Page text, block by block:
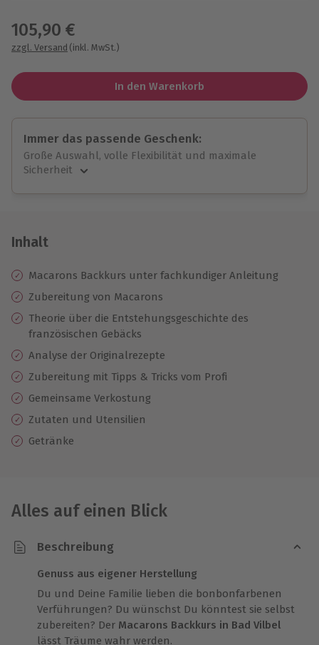
105,90 €
zzgl. Versand (inkl. MwSt.)
In den Warenkorb
Immer das passende Geschenk:
Große Auswahl, volle Flexibilität und maximale
Sicherheit
Jeder Gutschein für alle Erlebnisse einlösbar.
10 Jahre gültig & verlängerbar.
Inhalt
Macarons Backkurs unter fachkundiger Anleitung
Zubereitung von Macarons
Theorie über die Entstehungsgeschichte des
französischen Gebäcks
Analyse der Originalrezepte
Zubereitung mit Tipps & Tricks vom Profi
Gemeinsame Verkostung
Zutaten und Utensilien
Getränke
Alles auf einen Blick
Beschreibung
Genuss aus eigener Herstellung
Du und Deine Familie lieben die bonbonfarbenen
Verführungen? Du wünschst Du könntest sie selbst
zubereiten? Der Macarons Backkurs in Bad Vilbel
lässt Träume wahr werden.